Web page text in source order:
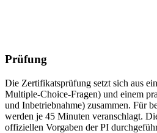
Prüfung
Die Zertifikatsprüfung setzt sich aus
Multiple-Choice-Fragen) und einem
und Inbetriebnahme) zusammen. Für
werden je 45 Minuten veranschlagt.
offiziellen Vorgaben der PI